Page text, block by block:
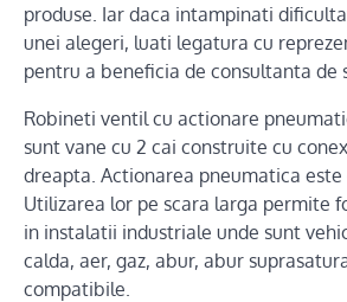
produse. Iar daca intampinati
unei alegeri, luati legatura cu
pentru a beneficia de consultanta de
Robineti ventil cu actionare
sunt vane cu 2 cai construite cu
dreapta. Actionarea pneumatica este
Utilizarea lor pe scara larga permite
in instalatii industriale unde sunt
calda, aer, gaz, abur, abur
compatibile.